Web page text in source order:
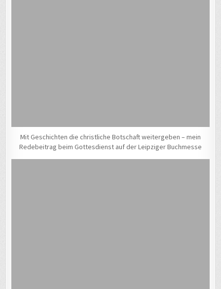
Mit Geschichten die christliche Botschaft weitergeben – mein
Redebeitrag beim Gottesdienst auf der Leipziger Buchmesse